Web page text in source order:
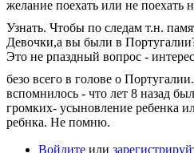
желание поехать или не поехать
Узнать. Чтобы по следам т.н.
Девочки,а вы были в
Это не рпаздный вопрос -
безо всего в голове о Португалии.
вспомнилось - что лет 8 назад
громких- усыновление ребенка
ребнка. Не помню.
Войдите или